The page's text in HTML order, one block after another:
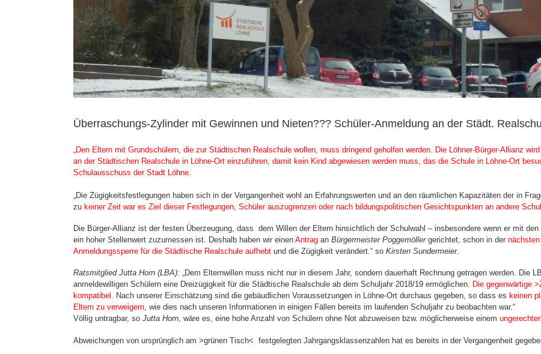
Überraschungs-Zylinder mit Gewinnen und Nieten??? Schüler-Anmeldung an der Städt.
„Den Eltern mit Grundschülern, die zur Städtischen Realschule wollen, muss dringend geholfen werden. Die Löhner-Bürger-Allianz
an der Städtischen Realschule in Löhne-Ort einzuführen, damit kein Kind abgewiesen werden muss, das die Schule in Löhne-Ort
Schulausschuss der Stadt Löhne.
„Die Zügigkeitsfestlegungen haben sich in der Vergangenheit wohl an Erfahrungswerten und an den räumlichen Kapazitäten der in
zu keiner Zeit war es Ziel dieser Festlegungen, Schüler auszugrenzen oder nach bildungspolitischen Gesichtspunkten an andere
Die Bürger-Allianz ist der festen Überzeugung, dass dem Willen der Eltern hinsichtlich der Schulwahl – insbesondere wenn er mit
ein hoher Stellenwert zuzumessen ist. Deshalb haben wir einen Antrag an Bürgermeister Poggemöllergerichtet, schon in der
Anmeldungssperre für die Städtische Realschule aufhebt und die Zügigkeit verändert.“ so Kirsten Sundermeier.
Ratsmitglied Jutta Horn (LBA): „Dem Elternwillen muss nicht nur in diesem Jahr, sondern dauerhaft Rechnung getragen werden. Die
anmeldewilligen Schülern eine Dreizügigkeit für die Städtische Realschule ab dem Schuljahr 2018/19 ermöglichen. Die gegenwärtige
kompatibel. Nach unserer Einschätzung sind die gebäudlichen Voraussetzungen in Löhne-Ort durchaus gegeben, so dass es keinen
Eltern zu verweigern, wie dies nach unseren Informationen in einigen Fällen bereits im laufenden Schuljahr zu beobachten war.“
Völlig untragbar, so Jutta Horn, wäre es, eine hohe Anzahl von Schülern ohne Not abzuweisen bzw. möglicherweise einem
Abweichungen von ursprünglich am >grünen Tisch< festgelegten Jahrgangsklassenzahlen hat es bereits in der Vergangenheit